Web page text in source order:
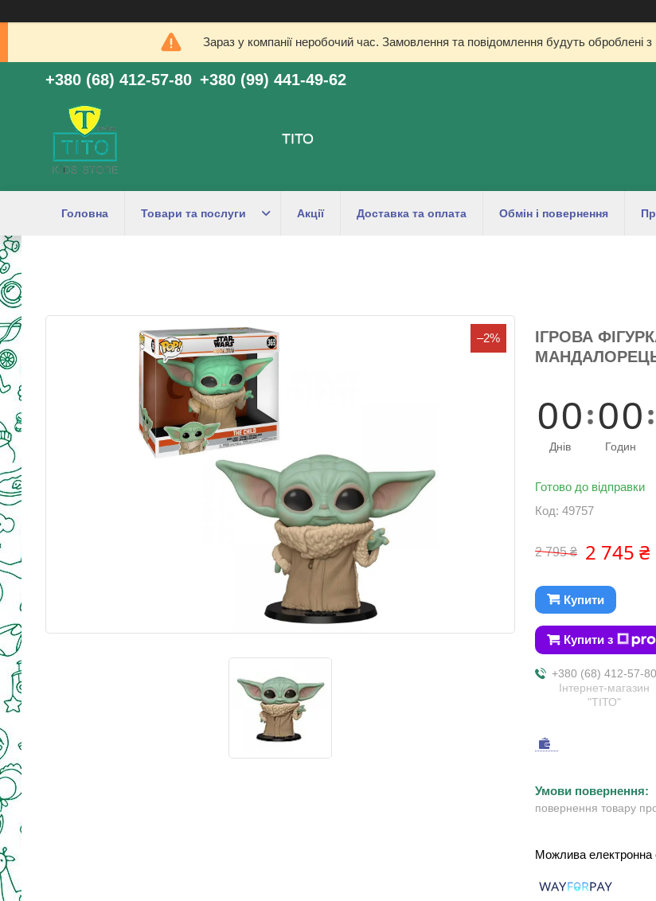
Зараз у компанії неробочий час. Замовлення та повідомлення будуть оброблені
+380 (68) 412-57-80 +380 (99) 441-49-62
ТІТО
Головна Товари та послуги Акції Доставка та оплата Обмін і повернення
–2%
ІГРОВА
00
Днів
00
Годин
Готово до відправки
Код: 49757
2 795 ₴ 2 745 ₴
Купити
Купити з
+380 (68) 412-57-80
Інтернет-магазин
"ТІТО"
повернення товару